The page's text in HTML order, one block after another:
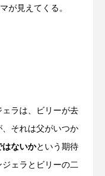
が見えてくる。
ラは、ビリーが去
それは父がいつか
はないかという期待
ェラとビリーの二